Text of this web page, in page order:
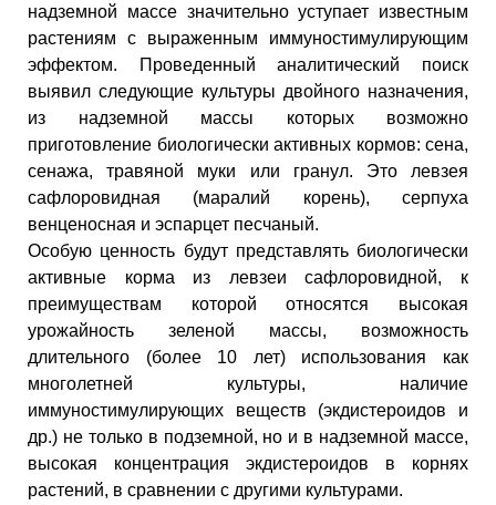
надземной массе значительно уступает известным
растениям с выраженным иммуностимулирующим
эффектом. Проведенный аналитический поиск
выявил следующие культуры двойного назначения,
из надземной массы которых возможно
приготовление биологически активных кормов: сена,
сенажа, травяной муки или гранул. Это левзея
сафлоровидная (маралий корень), серпуха
венценосная и эспарцет песчаный.
Особую ценность будут представлять биологически
активные корма из левзеи сафлоровидной, к
преимуществам которой относятся высокая
урожайность зеленой массы, возможность
длительного (более 10 лет) использования как
многолетней культуры, наличие
иммуностимулирующих веществ (экдистероидов и
др.) не только в подземной, но и в надземной массе,
высокая концентрация экдистероидов в корнях
растений, в сравнении с другими культурами.